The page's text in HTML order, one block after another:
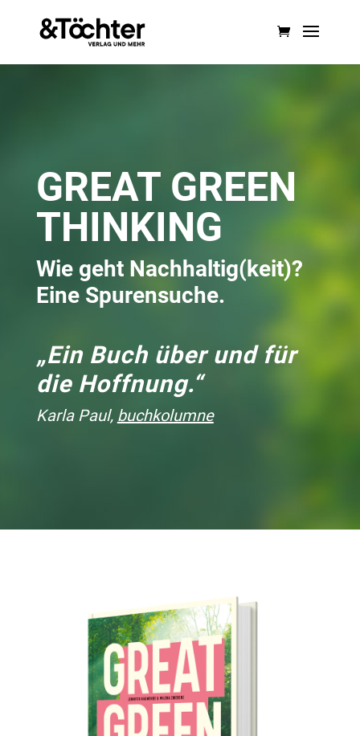
GREAT GREEN
THINKING
Wie geht Nachhaltig(keit)?
Eine Spurensuche.
„Ein Buch über und für
die Hoffnung.“
Karla Paul, buchkolumne